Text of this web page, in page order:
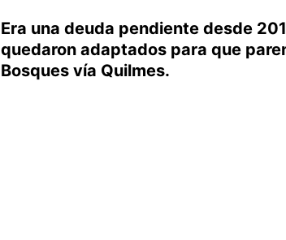
Era una deuda pendiente desde
quedaron adaptados para que
Bosques vía Quilmes.